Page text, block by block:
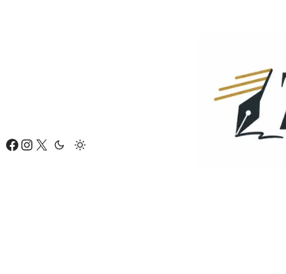
Facebook Instagram X